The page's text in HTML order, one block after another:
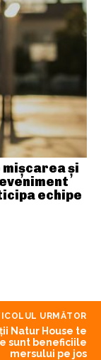
și
echipe
URMĂTOR
Natur House te
sunt beneficiile
mersului pe jos